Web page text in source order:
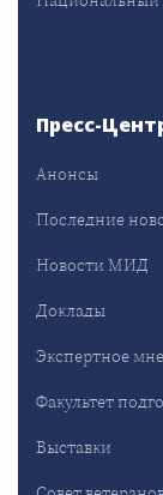
Пресс-
Анонсы
Последние
Новости МИД
Доклады
Экспертное
Факультет
Выставки